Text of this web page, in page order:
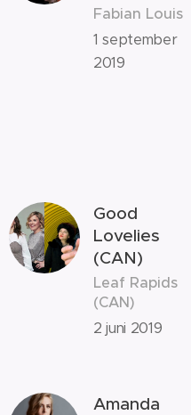
Fabian Louis
1 september
2019
Good
Lovelies
(CAN)
Leaf Rapids
(CAN)
2 juni 2019
Amanda